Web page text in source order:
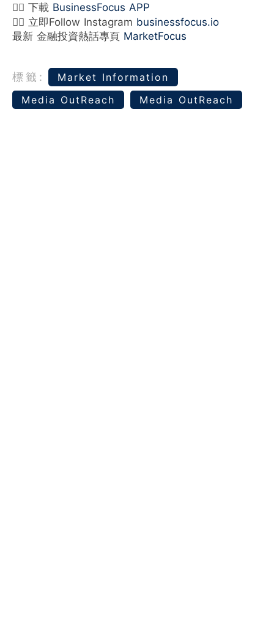
👉🏻 下載 BusinessFocus APP
👉🏻 立即Follow Instagram businessfocus.io
最新 金融投資熱話專頁 MarketFocus
標籤:
Market Information
Media OutReach
Media OutReach